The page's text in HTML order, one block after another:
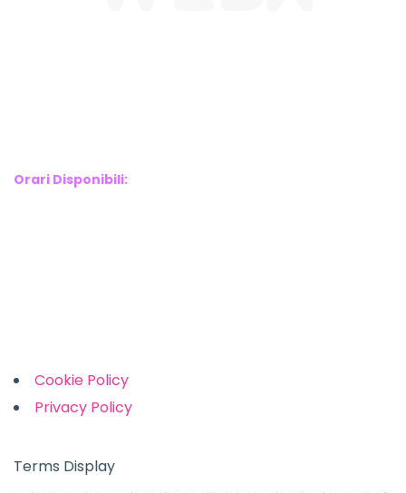
Orari Disponibili:
Cookie Policy
Privacy Policy
Terms Display